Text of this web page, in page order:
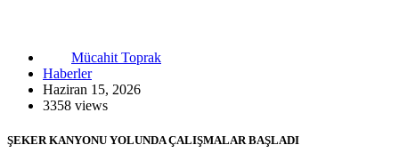
Mücahit Toprak
Haberler
Haziran 15, 2026
3358 views
ŞEKER KANYONU YOLUNDA ÇALIŞMALAR BAŞLADI